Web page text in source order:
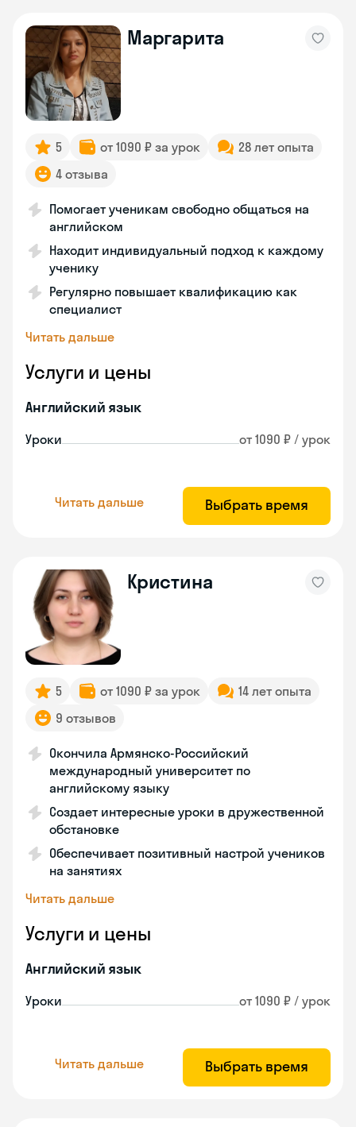
Маргарита
5 от 1090 ₽ за урок
28 лет опыта
4 отзыва
Помогает ученикам свободно общаться на
английском
Находит индивидуальный подход к каждому
ученику
Регулярно повышает квалификацию как
специалист
Читать дальше
Услуги и цены
Английский язык
Уроки от 1090 ₽ / урок
Читать дальше Выбрать время
Кристина
5 от 1090 ₽ за урок
14 лет опыта
9 отзывов
Окончила Армянско-Российский
международный университет по
английскому языку
Создает интересные уроки в дружественной
обстановке
Обеспечивает позитивный настрой учеников
на занятиях
Читать дальше
Услуги и цены
Английский язык
Уроки от 1090 ₽ / урок
Читать дальше Выбрать время